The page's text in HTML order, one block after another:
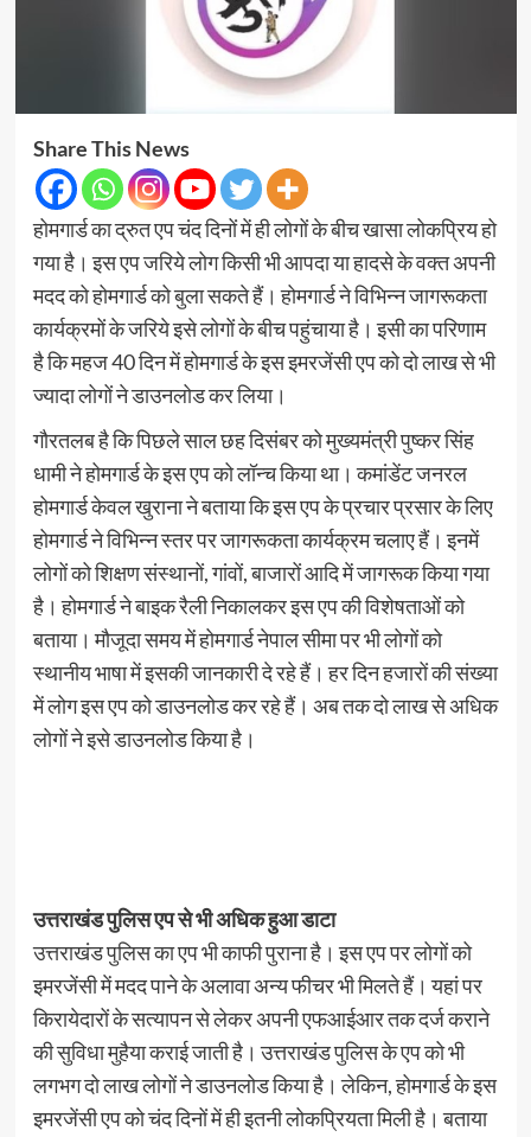
Share This News
होमगार्ड का द्रुत एप चंद दिनों में ही लोगों के बीच खासा लोकप्रिय हो
गया है। इस एप जरिये लोग किसी भी आपदा या हादसे के वक्त अपनी
मदद को होमगार्ड को बुला सकते हैं। होमगार्ड ने विभिन्न जागरूकता
कार्यक्रमों के जरिये इसे लोगों के बीच पहुंचाया है। इसी का परिणाम
है कि महज 40 दिन में होमगार्ड के इस इमरजेंसी एप को दो लाख से भी
ज्यादा लोगों ने डाउनलोड कर लिया।
गौरतलब है कि पिछले साल छह दिसंबर को मुख्यमंत्री पुष्कर सिंह
धामी ने होमगार्ड के इस एप को लॉन्च किया था। कमांडेंट जनरल
होमगार्ड केवल खुराना ने बताया कि इस एप के प्रचार प्रसार के लिए
होमगार्ड ने विभिन्न स्तर पर जागरूकता कार्यक्रम चलाए हैं। इनमें
लोगों को शिक्षण संस्थानों, गांवों, बाजारों आदि में जागरूक किया गया
है। होमगार्ड ने बाइक रैली निकालकर इस एप की विशेषताओं को
बताया। मौजूदा समय में होमगार्ड नेपाल सीमा पर भी लोगों को
स्थानीय भाषा में इसकी जानकारी दे रहे हैं। हर दिन हजारों की संख्या
में लोग इस एप को डाउनलोड कर रहे हैं। अब तक दो लाख से अधिक
लोगों ने इसे डाउनलोड किया है।
उत्तराखंड पुलिस एप से भी अधिक हुआ डाटा
उत्तराखंड पुलिस का एप भी काफी पुराना है। इस एप पर लोगों को
इमरजेंसी में मदद पाने के अलावा अन्य फीचर भी मिलते हैं। यहां पर
किरायेदारों के सत्यापन से लेकर अपनी एफआईआर तक दर्ज कराने
की सुविधा मुहैया कराई जाती है। उत्तराखंड पुलिस के एप को भी
लगभग दो लाख लोगों ने डाउनलोड किया है। लेकिन, होमगार्ड के इस
इमरजेंसी एप को चंद दिनों में ही इतनी लोकप्रियता मिली है। बताया